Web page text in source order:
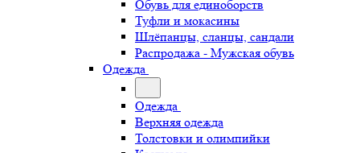
Обувь для единоборств
Туфли и мокасины
Шлёпанцы, сланцы, сандали
Распродажа - Мужская обувь
Одежда
Одежда
Верхняя одежда
Толстовки и олимпийки